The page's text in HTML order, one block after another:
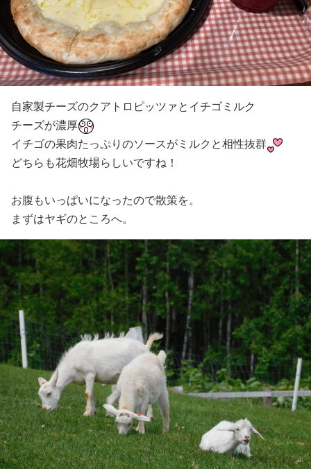
自家製チーズのクアトロピッツァとイチゴミルク
チーズが濃厚
イチゴの果肉たっぷりのソースがミルクと相性抜群
どちらも花畑牧場らしいですね！
お腹もいっぱいになったので散策を。
まずはヤギのところへ。